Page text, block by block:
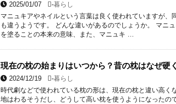
2025/01/07 -暮らし
マニュキアやネイルという言葉は良く使われていますが、
も違うようです。 どんな違いがあるのでしょうか。 マニ
を塗ることの本来の意味、また、マニュキ …
現在の枕の始まりはいつから？昔の枕はなぜ硬
2024/12/19 -暮らし
時代劇などで使われている枕の形は、現在の枕と違い高く
地はわるそうだし、どうして高い枕を使うようになったの